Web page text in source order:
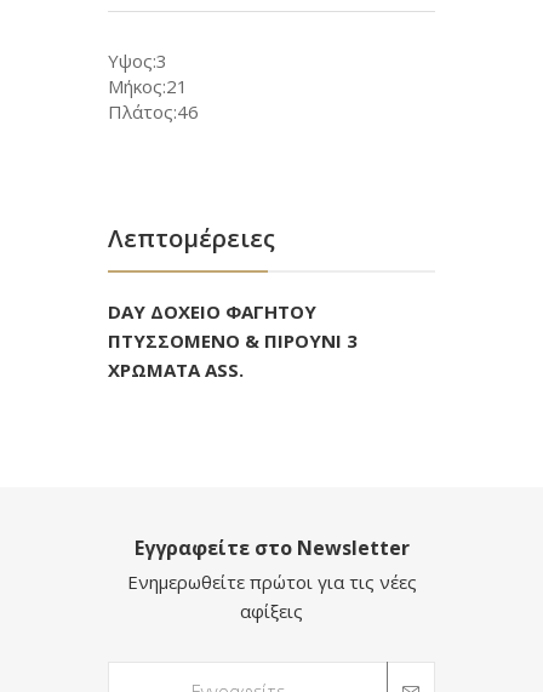
Υψος:3
Μήκος:21
Πλάτος:46
Λεπτομέρειες
DAY ΔΟΧΕΙΟ ΦΑΓΗΤΟΥ
ΠΤΥΣΣΟΜΕΝΟ & ΠΙΡΟΥΝΙ 3
ΧΡΩΜΑΤΑ ASS.
Εγγραφείτε στο Newsletter
Ενημερωθείτε πρώτοι για τις νέες
αφίξεις